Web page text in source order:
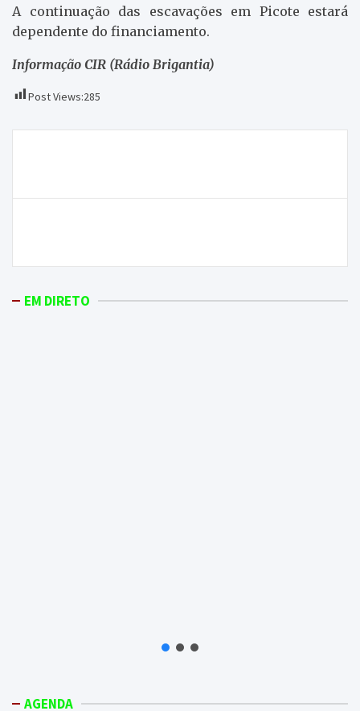
A continuação das escavações em Picote estará
dependente do financiamento.
Informação CIR (Rádio Brigantia)
Post Views:285
artigos
EM DIRETO
AGENDA